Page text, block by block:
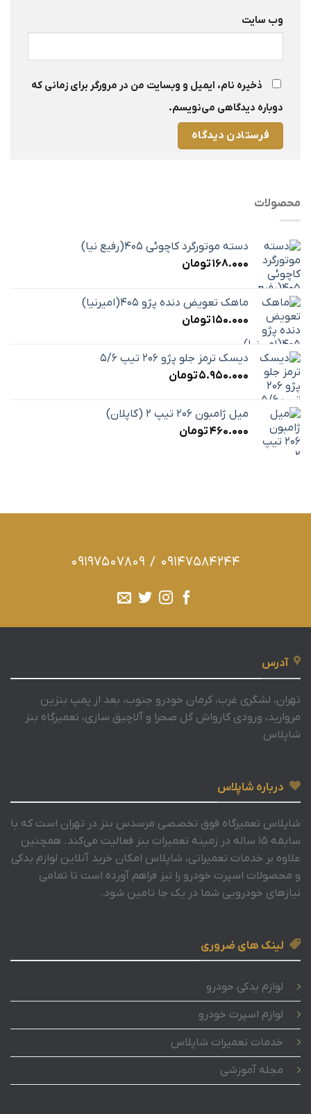
وب‌ سایت
ذخیره نام، ایمیل و وبسایت من در مرورگر برای زمانی که
دوباره دیدگاهی می‌نویسم.
محصولات
دسته موتورگرد کاچوئی 405(رفیع نیا)
168.000تومان
ماهک تعویض دنده پژو 405(امیرنیا)
150.000تومان
دیسک ترمز جلو پژو 206 تیپ 5/6
5.950.000تومان
میل ژامبون 206 تیپ 2 (کاپلان)
460.000تومان
09147584244
/
09197507809
آدرس
تهران، لشگری غرب، کرمان خودرو جنوب، بعد از پمپ بنزین
مروارید، ورودی کارواش گل صحرا و آلاچیق سازی، تعمیرگاه بنز
شاپلاس
درباره شاپلاس
شاپلاس تعمیرگاه فوق تخصصی مرسدس بنز در تهران است که با
سابقه 15 ساله در زمینه تعمیرات بنز فعالیت می‌کند. همچنین
علاوه بر خدمات تعمیراتی، شاپلاس امکان خرید آنلاین لوازم یدکی
و محصولات اسپرت خودرو را نیز فراهم آورده است تا تمامی
نیازهای خودرویی شما در یک جا تامین شود.
لینک های ضروری
لوازم یدکی خودرو
لوازم اسپرت خودرو
خدمات تعمیرات شاپلاس
مجله آموزشی